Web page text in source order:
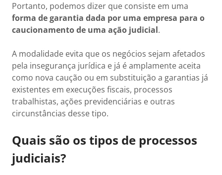
Portanto, podemos dizer que consiste em uma
forma de garantia dada por uma empresa para o
caucionamento de uma ação judicial.
A modalidade evita que os negócios sejam afetados
pela insegurança jurídica e já é amplamente aceita
como nova caução ou em substituição a garantias já
existentes em execuções fiscais, processos
trabalhistas, ações previdenciárias e outras
circunstâncias desse tipo.
Quais são os tipos de processos
judiciais?